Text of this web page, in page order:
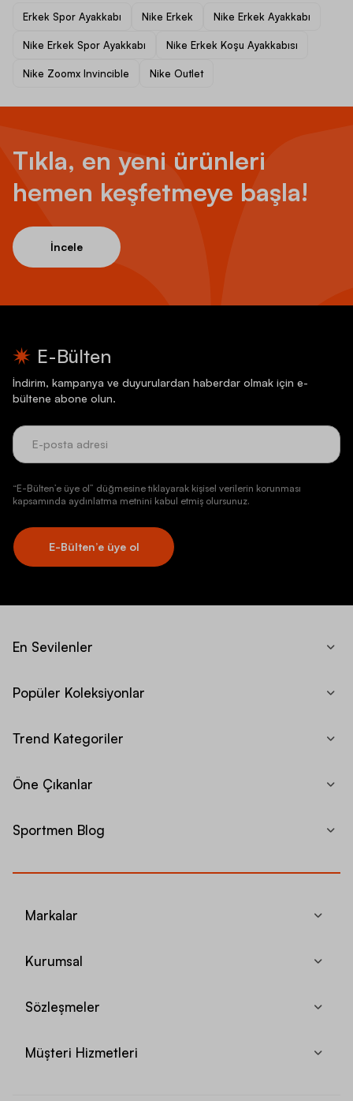
Erkek Spor Ayakkabı Nike Erkek Nike Erkek Ayakkabı
Nike Erkek Spor Ayakkabı Nike Erkek Koşu Ayakkabısı
Nike Zoomx Invincible Nike Outlet
Tıkla, en yeni ürünleri
hemen keşfetmeye başla!
İncele
E-Bülten
İndirim, kampanya ve duyurulardan haberdar olmak için e-
bültene abone olun.
“E-Bülten’e üye ol” düğmesine tıklayarak kişisel verilerin korunması
kapsamında aydınlatma metnini kabul etmiş olursunuz.
E-Bülten’e üye ol
En Sevilenler
Popüler Koleksiyonlar
Trend Kategoriler
Öne Çıkanlar
Sportmen Blog
Markalar
Kurumsal
Sözleşmeler
Müşteri Hizmetleri